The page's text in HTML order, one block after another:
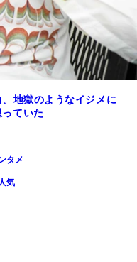
地獄のようなイジメに
っていた
タメ
気